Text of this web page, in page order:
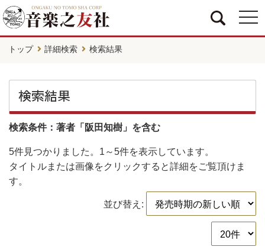
トップ 詳細検索 検索結果
検索結果
検索条件：著者「阪田知樹」を含む
5件見つかりました。 1～5件を表示しています。
タイトルまたは画像をクリックすると詳細をご覧頂けま
す。
並び替え: